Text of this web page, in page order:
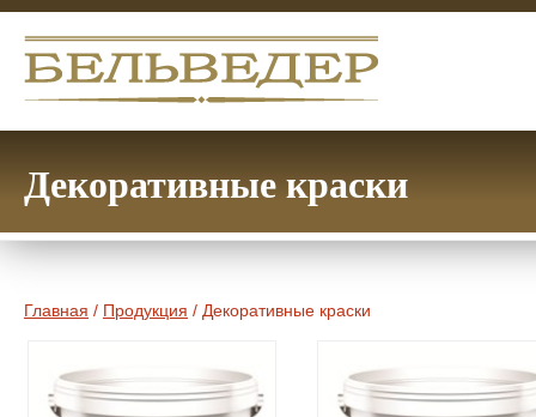
Декоративные краски
Главная / Продукция / Декоративные краски